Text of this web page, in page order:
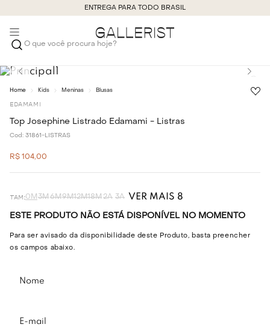
ENTREGA PARA TODO BRASIL
O que você procura hoje?
Kids Meninas Blusas
EDAMAMI
Top Josephine Listrado Edamami - Listras
Cod: 31861-LISTRAS
R$ 104,00
0M 3M6M 9M12M18M2A 3A VER MAIS 8
ESTE PRODUTO NÃO ESTÁ DISPONÍVEL NO MOMENTO
Para ser avisado da disponibilidade deste Produto, basta preencher
os campos abaixo.